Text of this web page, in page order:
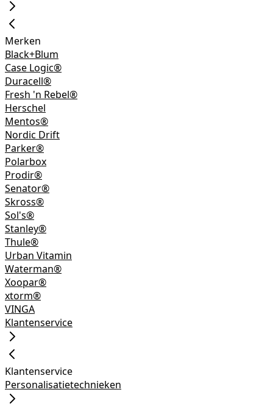
Merken
Black+Blum
Case Logic®
Duracell®
Fresh 'n Rebel®
Herschel
Mentos®
Nordic Drift
Parker®
Polarbox
Prodir®
Senator®
Skross®
Sol's®
Stanley®
Thule®
Urban Vitamin
Waterman®
Xoopar®
xtorm®
VINGA
Klantenservice
Klantenservice
Personalisatietechnieken